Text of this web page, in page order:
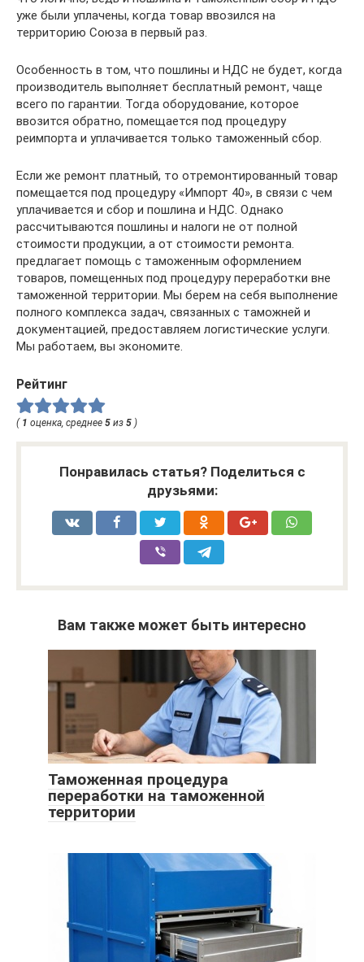
уже были уплачены, когда товар ввозился на
территорию Союза в первый раз.
Особенность в том, что пошлины и НДС не будет, когда
производитель выполняет бесплатный ремонт, чаще
всего по гарантии. Тогда оборудование, которое
ввозится обратно, помещается под процедуру
реимпорта и уплачивается только таможенный сбор.
Если же ремонт платный, то отремонтированный товар
помещается под процедуру «Импорт 40», в связи с чем
уплачивается и сбор и пошлина и НДС. Однако
рассчитываются пошлины и налоги не от полной
стоимости продукции, а от стоимости ремонта.
предлагает помощь с таможенным оформлением
товаров, помещенных под процедуру переработки вне
таможенной территории. Мы берем на себя выполнение
полного комплекса задач, связанных с таможней и
документацией, предоставляем логистические услуги.
Мы работаем, вы экономите.
Рейтинг
( 1 оценка, среднее 5 из 5 )
Понравилась статья? Поделиться с
друзьями:
Вам также может быть интересно
Таможенная процедура
переработки на таможенной
территории